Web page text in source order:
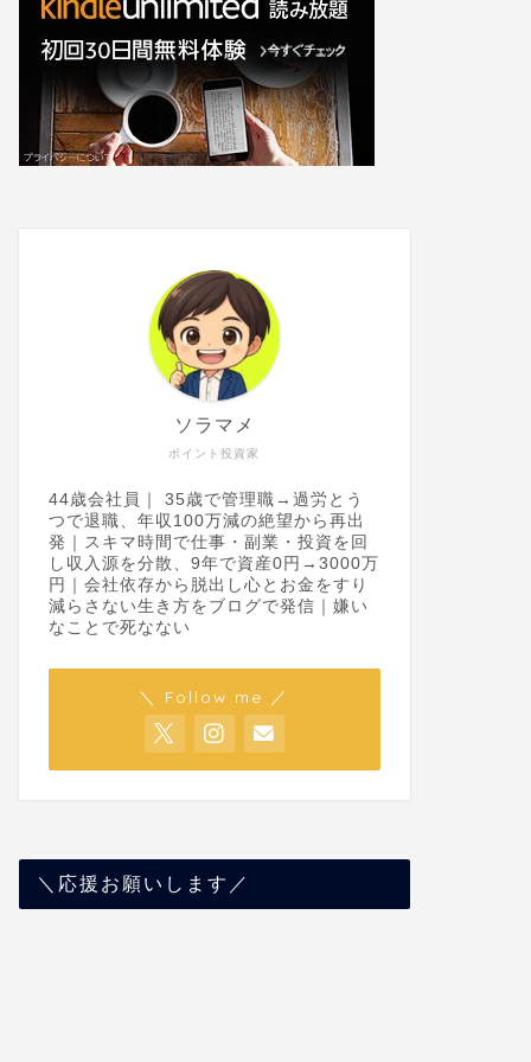
ポイント投資家
ソラマメ
44歳会社員｜ 35歳で管理職→過労とう
つで退職、年収100万減の絶望から再出
発｜スキマ時間で仕事・副業・投資を回
し収入源を分散、9年で資産0円→3000万
円｜会社依存から脱出し心とお金をすり
減らさない生き方をブログで発信｜嫌い
なことで死なない
＼ Follow me ／
＼応援お願いします／